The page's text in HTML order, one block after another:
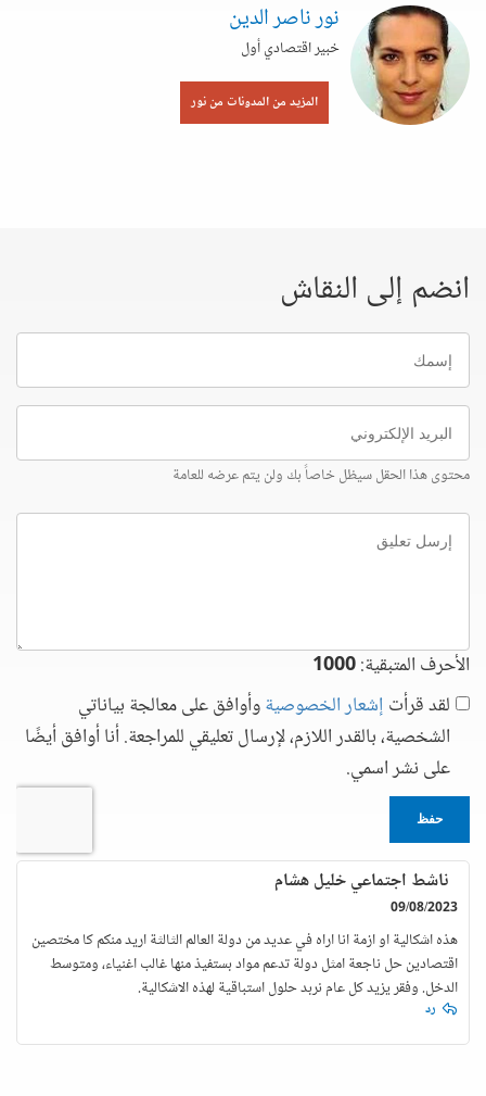
نور ناصر الدين
خبير اقتصادي أول
المزيد من المدونات من نور
انضم إلى النقاش
إسمك
البريد
الإلكتروني
محتوى هذا الحقل سيظل خاصاً بك ولن يتم عرضه للعامة
إرسل
تعليق
الأحرف المتبقية:1000
لقد قرأت إشعار الخصوصيةوأوافق على معالجة بياناتي
الشخصية، بالقدر اللازم، لإرسال تعليقي للمراجعة. أنا أوافق أيضًا
على نشر اسمي.
حفظ
ناشط اجتماعي خليل هشام
09/08/2023
هذه اشكالية او ازمة انا اراه في عديد من دولة العالم الثالثة اريد منكم كا مختصين
اقتصادين حل ناجعة امثل دولة تدعم مواد بستفيذ منها غالب اغنياء، ومتوسط
الدخل. وفقر يزيد كل عام نربد حلول استباقية لهذه الاشكالية.
رد